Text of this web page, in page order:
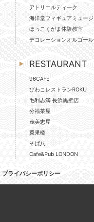
アトリエルディーク
海洋堂フィギュアミュー
ほっこくがま体験教室
デコレーションオルゴー
RESTAURANT
96CAFE
びわこレストランROKU
毛利志満 長浜黒壁店
分福茶屋
茂美志屋
翼果楼
そば八
Cafe&Pub LONDON
プライバシーポリシー